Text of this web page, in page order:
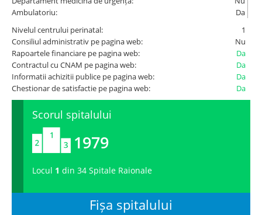
SanoTeca
Ambulatoriu:
Da
Nivelul centrului perinatal:
1
Consiliul administrativ pe pagina web:
Nu
Rapoartele financiare pe pagina web:
Da
Contractul cu CNAM pe pagina web:
Da
Informatii achizitii publice pe pagina web:
Da
Chestionar de satisfactie pe pagina web:
Da
Scorul spitalului
1979
Locul 1 din 34 Spitale Raionale
Fișa spitalului